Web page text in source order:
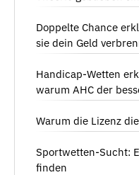
Doppelte Chance
sie dein Geld
Handicap-Wetten
warum AHC der
Warum die Lizenz
Sportwetten-Sucht:
finden